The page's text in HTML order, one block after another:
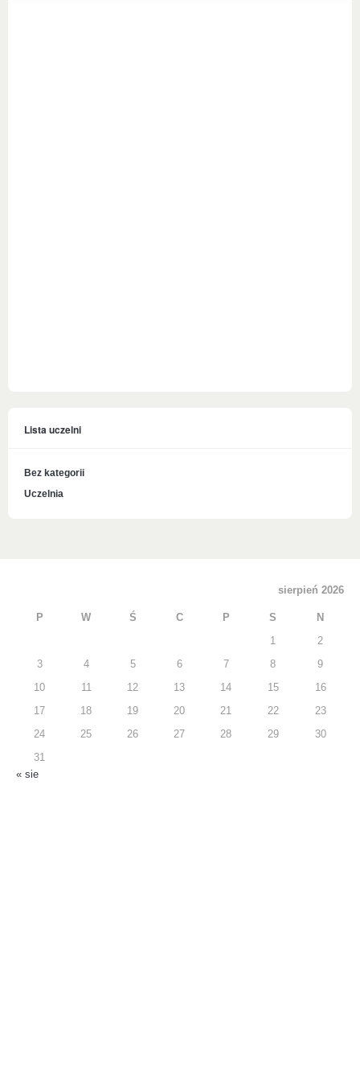
Lista uczelni
Bez kategorii
Uczelnia
sierpień 2026
P W Ś C P S N
1 2
3 4 5 6 7 8 9
10 11 12 13 14 15 16
17 18 19 20 21 22 23
24 25 26 27 28 29 30
31
« sie